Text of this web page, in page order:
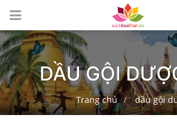
DẦU GỘI
Trang chủ dầu gội